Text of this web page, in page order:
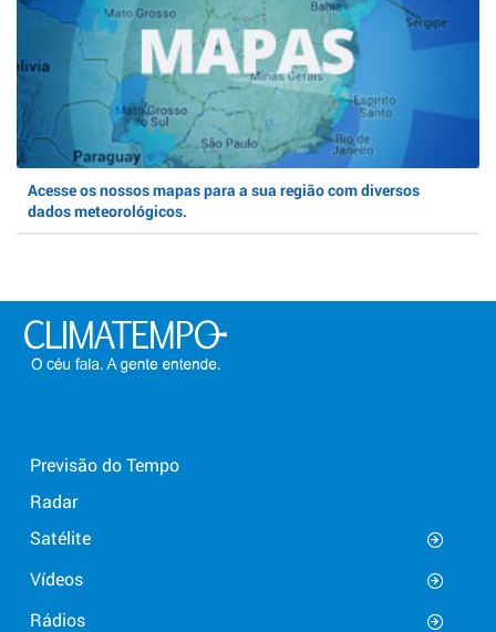
Acesse os nossos mapas para a sua região com diversos
dados meteorológicos.
Previsão do Tempo
Radar
Satélite
Vídeos
Rádios